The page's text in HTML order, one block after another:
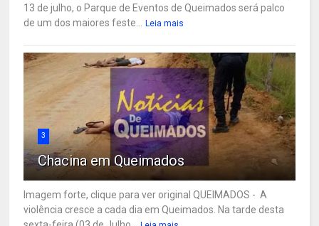
13 de julho, o Parque de Eventos de Queimados será palco
de um dos maiores feste...
Leia mais
3
Chacina em Queimados
Imagem forte, clique para ver original QUEIMADOS - A
violência cresce a cada dia em Queimados. Na tarde desta